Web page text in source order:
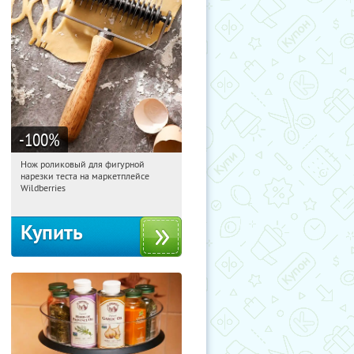
-100%
11:27:41 Получили:
Россия
Нож роликовый для фигурной
нарезки теста на маркетплейсе
Wildberries
Купить